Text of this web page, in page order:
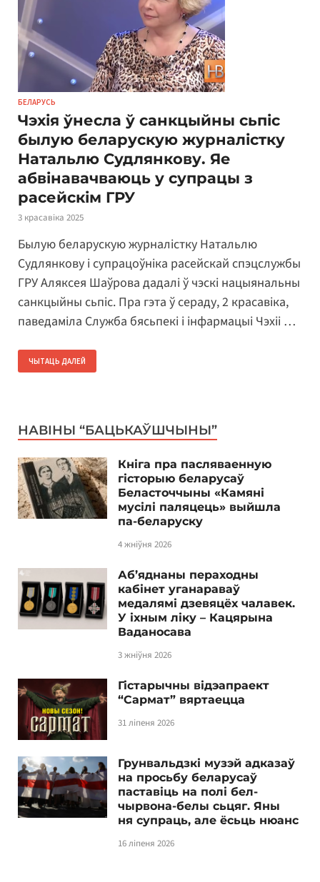
БЕЛАРУСЬ
Чэхія ўнесла ў санкцыйны сьпіс
былую беларускую журналістку
Натальлю Судлянкову. Яе
абвінавачваюць у супрацы з
расейскім ГРУ
3 красавіка 2025
Былую беларускую журналістку Натальлю
Судлянкову і супрацоўніка расейскай спэцслужбы
ГРУ Аляксея Шаўрова дадалі ў чэскі нацыянальны
санкцыйны сьпіс. Пра гэта ў сераду, 2 красавіка,
паведаміла Служба бясьпекі і інфармацыі Чэхіі …
ЧЫТАЦЬ ДАЛЕЙ
НАВІНЫ “БАЦЬКАЎШЧЫНЫ”
Кніга пра пасляваенную
гісторыю беларусаў
Беласточчыны «Камяні
мусілі паляцець» выйшла
па-беларуску
4 жніўня 2026
Аб’яднаны пераходны
кабінет уганараваў
медалямі дзевяцёх чалавек.
У іхным ліку – Кацярына
Ваданосава
3 жніўня 2026
Гістарычны відэапраект
“Сармат” вяртаецца
31 ліпеня 2026
Грунвальдзкі музэй адказаў
на просьбу беларусаў
паставіць на полі бел-
чырвона-белы сьцяг. Яны
ня супраць, але ёсьць нюанс
16 ліпеня 2026